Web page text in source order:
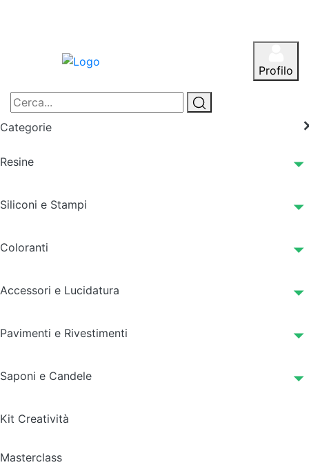
Profilo
Categorie
Resine
Siliconi e Stampi
Coloranti
Accessori e Lucidatura
Pavimenti e Rivestimenti
Saponi e Candele
Kit Creatività
Masterclass